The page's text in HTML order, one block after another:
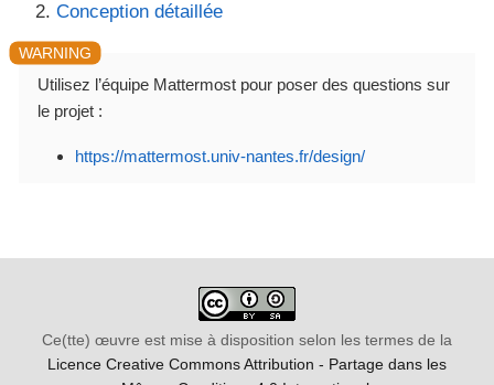
Conception détaillée
Utilisez l’équipe Mattermost pour poser des questions sur
le projet :
https://mattermost.univ-nantes.fr/design/
Ce(tte) œuvre est mise à disposition selon les termes de la
Licence Creative Commons Attribution - Partage dans les